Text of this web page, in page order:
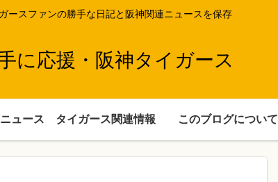
ースファンの勝手な日記と阪神関連ニュースを保存
に応援・阪神タイガース
ュース タイガース関連情報 このブログについて